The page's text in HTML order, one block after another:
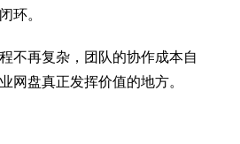
环。
不再复杂，团队的协作成本自
网盘真正发挥价值的地方。